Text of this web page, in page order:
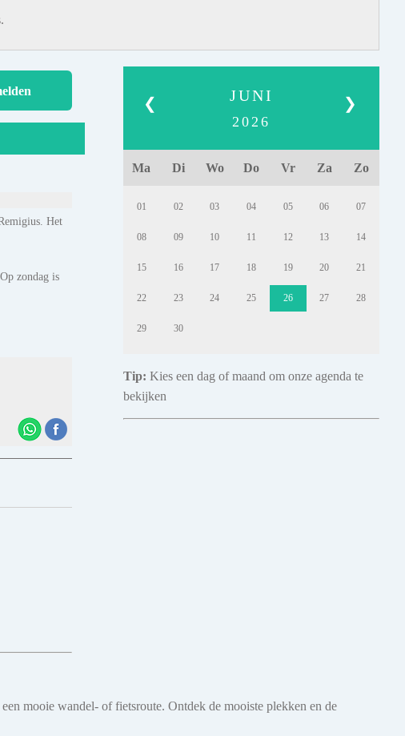
Het
zondag is
❮ ❯
JUNI
2026
Ma Di Wo Do Vr Za Zo
01 02 03 04 05 06 07
08 09 10 11 12 13 14
15 16 17 18 19 20 21
22 23 24 25 26 27 28
29 30
Tip: Kies een dag of maand om onze agenda te
bekijken
mooie wandel- of fietsroute. Ontdek de mooiste plekken en de